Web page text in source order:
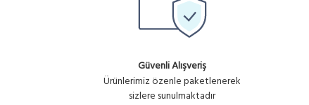
Güvenli Alışveriş
Ürünlerimiz özenle paketlenerek
sizlere sunulmaktadır